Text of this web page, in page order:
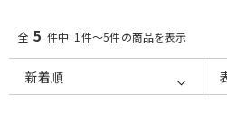
全 5 件中 1件～5件の商品を表示